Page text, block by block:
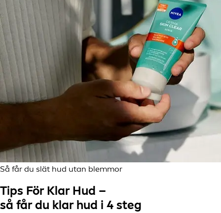
Så får du slät hud utan blemmor
Tips För Klar Hud –
så får du klar hud i 4 steg